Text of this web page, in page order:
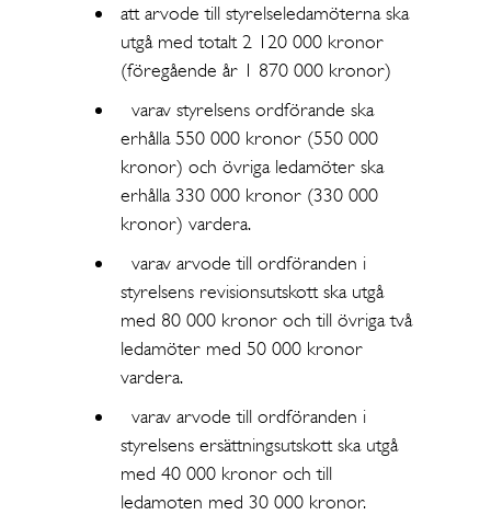
att arvode till styrelseledamöterna ska
utgå med totalt 2 120 000 kronor
(föregående år 1 870 000 kronor)
varav styrelsens ordförande ska
erhålla 550 000 kronor (550 000
kronor) och övriga ledamöter ska
erhålla 330 000 kronor (330 000
kronor) vardera.
varav arvode till ordföranden i
styrelsens revisionsutskott ska utgå
med 80 000 kronor och till övriga två
ledamöter med 50 000 kronor
vardera.
varav arvode till ordföranden i
styrelsens ersättningsutskott ska utgå
med 40 000 kronor och till
ledamoten med 30 000 kronor.